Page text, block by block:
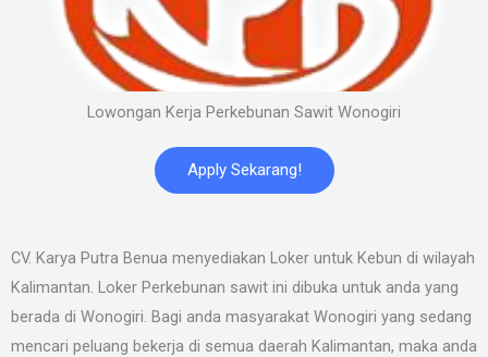
Lowongan Kerja Perkebunan Sawit Wonogiri
Apply Sekarang!
CV. Karya Putra Benua menyediakan Loker untuk Kebun di wilayah
Kalimantan. Loker Perkebunan sawit ini dibuka untuk anda yang
berada di Wonogiri. Bagi anda masyarakat Wonogiri yang sedang
mencari peluang bekerja di semua daerah Kalimantan, maka anda